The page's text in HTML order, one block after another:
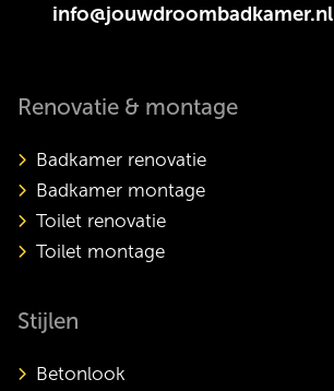
info@jouwdroombadkamer.nl
Renovatie & montage
Badkamer renovatie
Badkamer montage
Toilet renovatie
Toilet montage
Stijlen
Betonlook